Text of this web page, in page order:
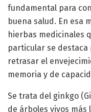
fundamental para
buena salud. En esa
hierbas medicinales
particular se
retrasar el
memoria y de
Se trata del ginkgo
de árboles vivos más